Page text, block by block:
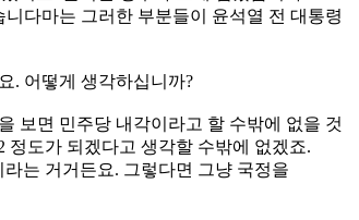
다마는 그러한 부분들이 윤석열 전 대통령
. 어떻게 생각하십니까?
보면 민주당 내각이라고 할 수밖에 없을 것
도가 되겠다고 생각할 수밖에 없겠죠.
는 거거든요. 그렇다면 그냥 국정을